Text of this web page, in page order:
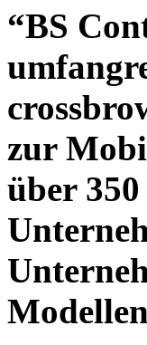
“BS
zur
über